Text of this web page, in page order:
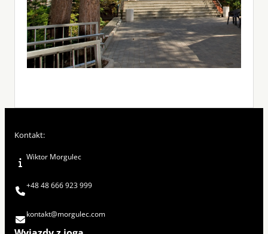
Kontakt:
Wiktor Morgulec
+48 48 666 923 999
kontakt@morgulec.com